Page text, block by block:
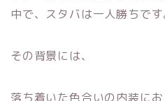
中で、スタバは一人勝ちです
その背景には、
落ち着いた色合いの内装にお